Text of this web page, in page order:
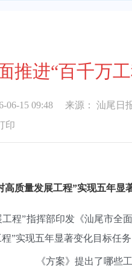
推进“百千万
06-15 09:48来源： 汕尾日
印
质量发展工程”实现五年显
”指挥部印发《汕尾市全
”实现五年显著变化目标任
《方案》提出了哪些